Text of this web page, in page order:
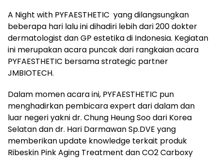
A Night with PYFAESTHETIC yang dilangsungkan
beberapa hari lalu ini dihadiri lebih dari 200 dokter
dermatologist dan GP estetika di Indonesia. Kegiatan
ini merupakan acara puncak dari rangkaian acara
PYFAESTHETIC bersama strategic partner
JMBIOTECH.
Dalam momen acara ini, PYFAESTHETIC pun
menghadirkan pembicara expert dari dalam dan
luar negeri yakni dr. Chung Heung Soo dari Korea
Selatan dan dr. Hari Darmawan Sp.DVE yang
memberikan update knowledge terkait produk
Ribeskin Pink Aging Treatment dan CO2 Carboxy